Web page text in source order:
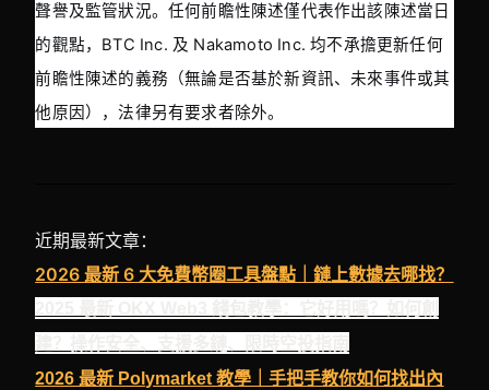
聲譽及監管狀況。任何前瞻性陳述僅代表作出該陳述當日
的觀點，BTC Inc. 及 Nakamoto Inc. 均不承擔更新任何
前瞻性陳述的義務（無論是否基於新資訊、未來事件或其
他原因），法律另有要求者除外。
近期最新文章：
2026 最新 6 大免費幣圈工具盤點｜鏈上數據去哪找？
2026 最新 Polymarket 教學｜手把手教你如何找出內